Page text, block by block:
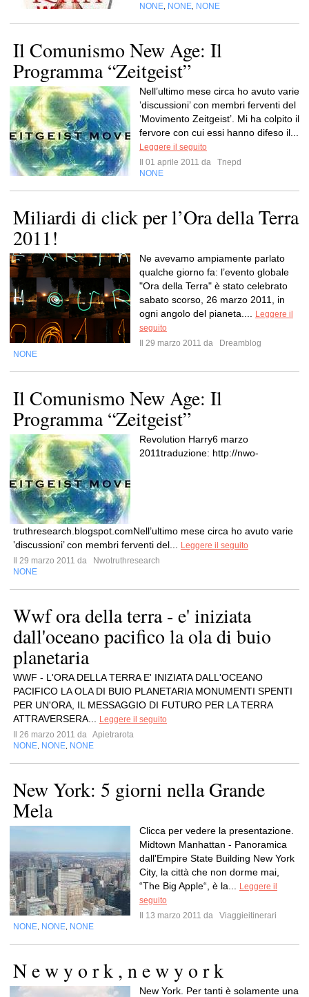
NONE NONE NONE
Il Comunismo New Age: Il
Programma “Zeitgeist”
Nell’ultimo mese circa ho avuto varie
‛discussioni’ con membri ferventi del
‛Movimento Zeitgeist’. Mi ha colpito il
fervore con cui essi hanno difeso il...
Leggere il seguito
Il 01 aprile 2011 da
Tnepd
NONE
Miliardi di click per l’Ora della Terra
2011!
Ne avevamo ampiamente parlato
qualche giorno fa: l’evento globale
"Ora della Terra" è stato celebrato
sabato scorso, 26 marzo 2011, in
ogni angolo del pianeta....
Leggere il
seguito
Il 29 marzo 2011 da
Dreamblog
NONE
Il Comunismo New Age: Il
Programma “Zeitgeist”
Revolution Harry6 marzo
2011traduzione: http://nwo-
truthresearch.blogspot.comNell’ultimo mese circa ho avuto varie
‛discussioni’ con membri ferventi del...
Leggere il seguito
Il 29 marzo 2011 da
Nwotruthresearch
NONE
Wwf ora della terra - e' iniziata
dall'oceano pacifico la ola di buio
planetaria
WWF - L'ORA DELLA TERRA E' INIZIATA DALL'OCEANO
PACIFICO LA OLA DI BUIO PLANETARIA MONUMENTI SPENTI
PER UN'ORA, IL MESSAGGIO DI FUTURO PER LA TERRA
ATTRAVERSERA...
Leggere il seguito
Il 26 marzo 2011 da Apietrarota
NONE NONE NONE
New York: 5 giorni nella Grande
Mela
Clicca per vedere la presentazione.
Midtown Manhattan - Panoramica
dall'Empire State Building New York
City, la città che non dorme mai,
“The Big Apple“, è la...
Leggere il
seguito
Il 13 marzo 2011 da
Viaggieitinerari
NONE NONE NONE
N e w y o r k , n e w y o r k
New York. Per tanti è solamente una